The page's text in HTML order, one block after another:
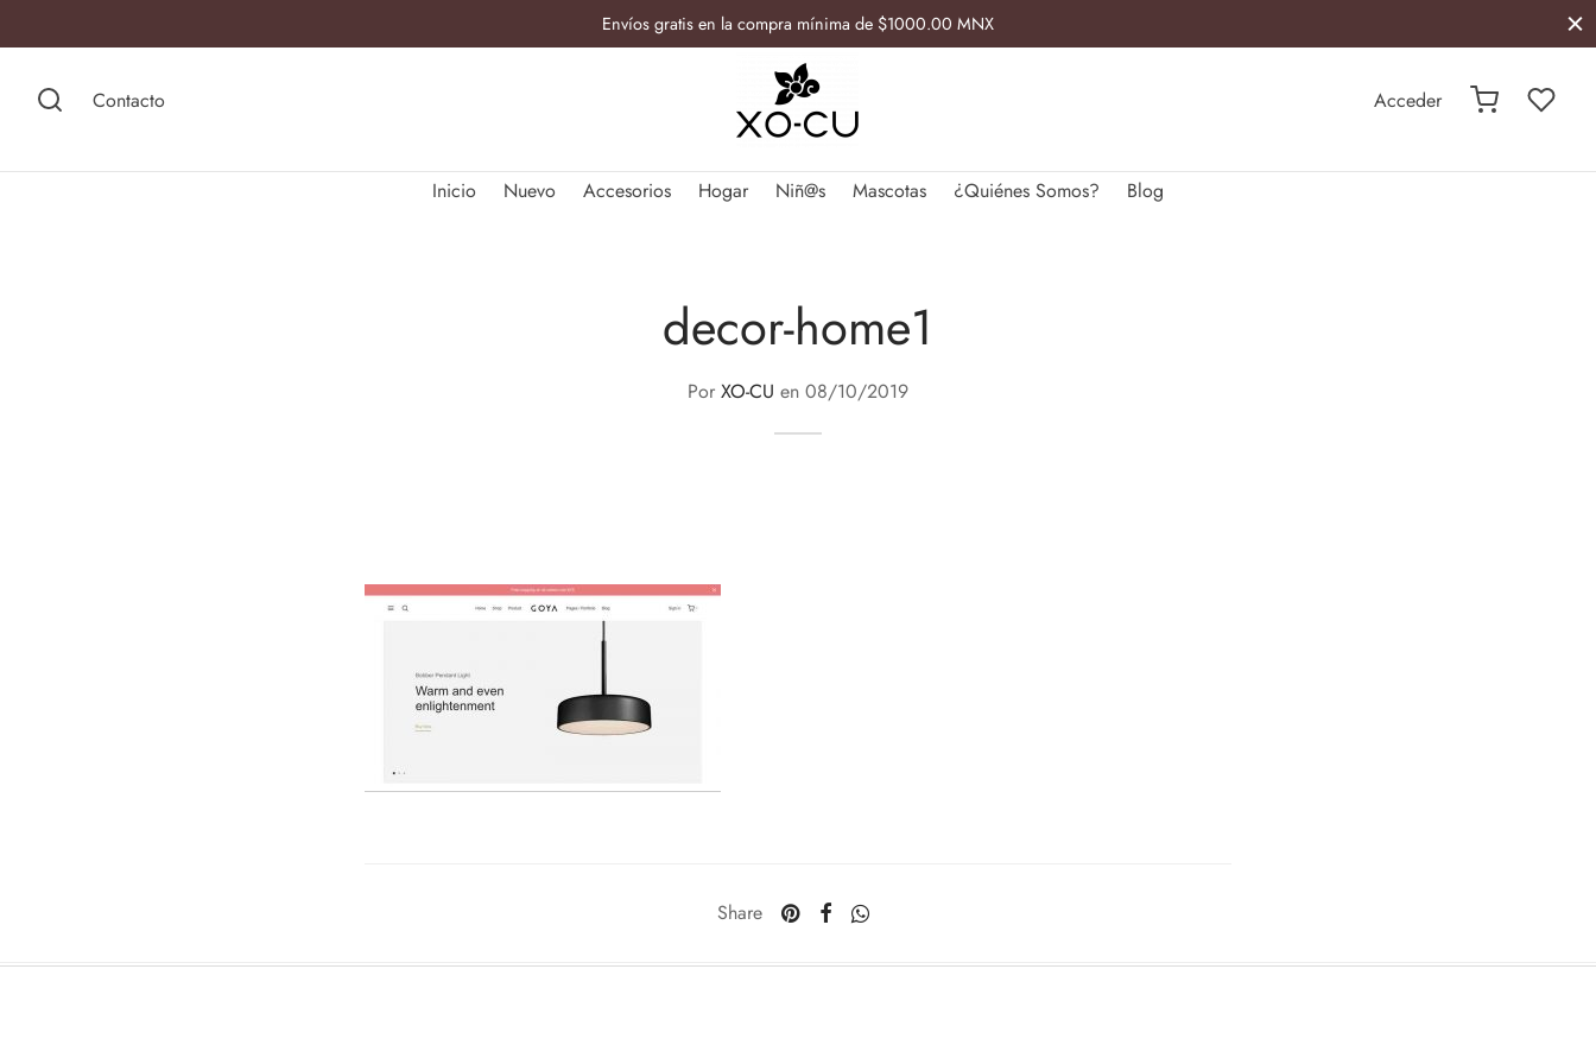
Envíos gratis en la compra mínima de $1000.00 MNX
Contacto Acceder
Inicio Nuevo Accesorios Hogar Niñ@s Mascotas ¿Quiénes Somos? Blog
decor-home1
Por XO-CU en 08/10/2019
Share